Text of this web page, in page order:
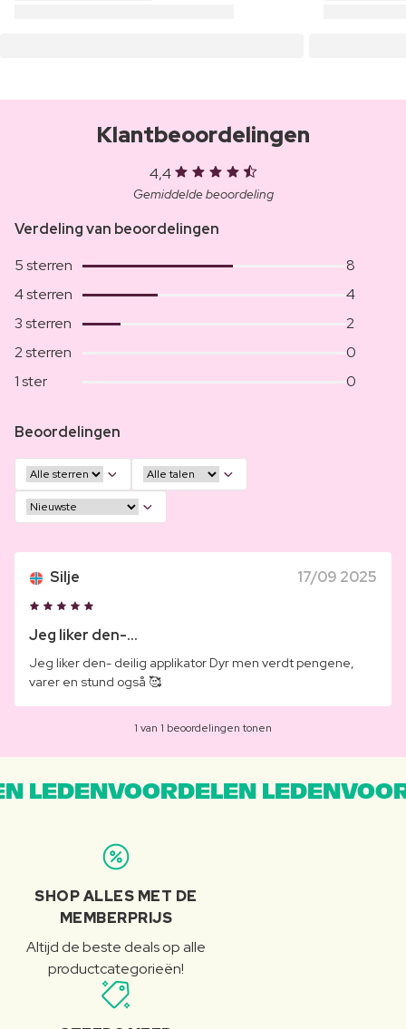
Klantbeoordelingen
4,4
Gemiddelde beoordeling
Verdeling van beoordelingen
5 sterren
8
4 sterren
4
3 sterren
2
2 sterren
0
1 ster
0
Beoordelingen
Silje 17/09 2025
Jeg liker den-...
Jeg liker den- deilig applikator Dyr men verdt pengene,
varer en stund også 🥰
1 van 1 beoordelingen tonen
LEDENVOORDELEN
SHOP ALLES MET DE
MEMBERPRIJS
Altijd de beste deals op alle
productcategorieën!